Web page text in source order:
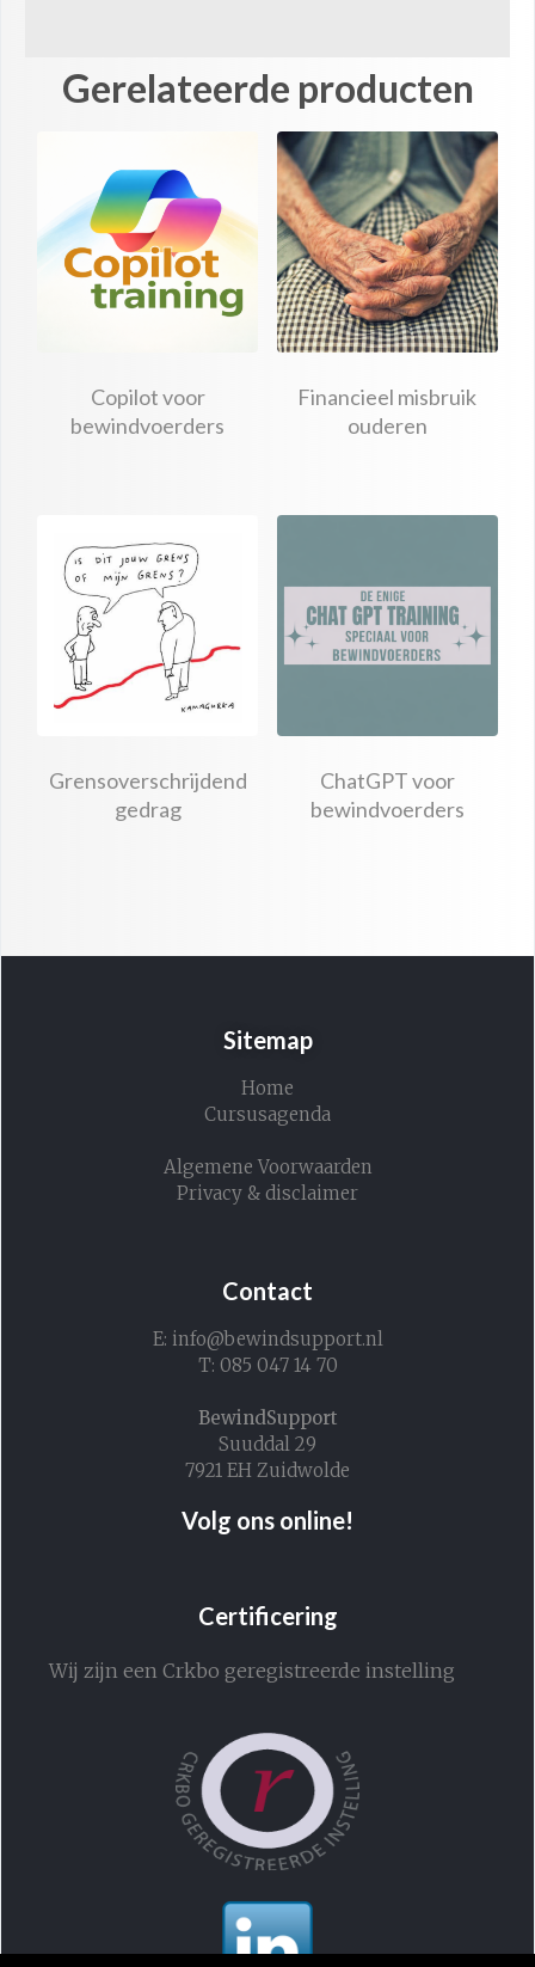
Gerelateerde producten
Copilot voor
bewindvoerders
Financieel misbruik
ouderen
Grensoverschrijdend
gedrag
ChatGPT voor
bewindvoerders
Sitemap
Home
Cursusagenda
Algemene Voorwaarden
Privacy & disclaimer
Contact
E: info@bewindsupport.nl
T: 085 047 14 70
BewindSupport
Suuddal 29
7921 EH Zuidwolde
Volg ons online!
Certificering
Wij zijn een Crkbo geregistreerde instelling